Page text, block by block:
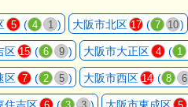
5 ( 4 1 ) 大阪市北区 17 ( 7 10)
区 15 ( 6 9 ) 大阪市大正区 4 ( 1
区 7 ( 2 5 ) 大阪市西区 14 ( 8 6